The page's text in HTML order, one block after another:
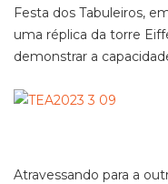
Festa dos Tabuleiros,
uma réplica da torre
demonstrar a
Atravessando para a